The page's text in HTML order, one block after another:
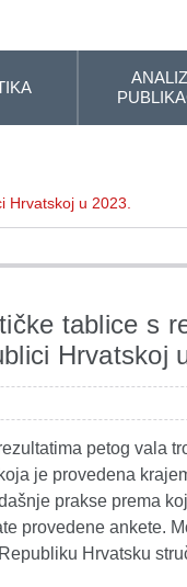
Hrvatskoj u 2023.
tablice s
Hrvatskoj
petog vala
je provedena
prakse prema
provedene ankete.
Hrvatsku